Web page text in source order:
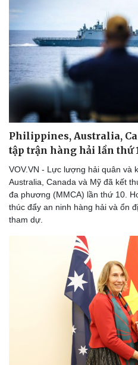
Thể thao
Bóng đá
Lịch thi đấu bóng đá
Thế giới thể thao
Philippines, Australia,
tập trận hàng hải lần thứ
VOV.VN - Lực lượng hải quân và
Australia, Canada và Mỹ đã kết
đa phương (MMCA) lần thứ 10.
thúc đẩy an ninh hàng hải và ổn
tham dự.